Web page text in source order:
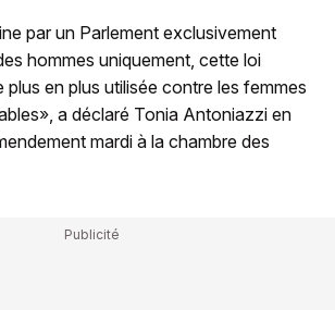
par un Parlement exclusivement
hommes uniquement, cette loi
en plus utilisée contre les femmes
a déclaré Tonia Antoniazzi en
mardi à la chambre des